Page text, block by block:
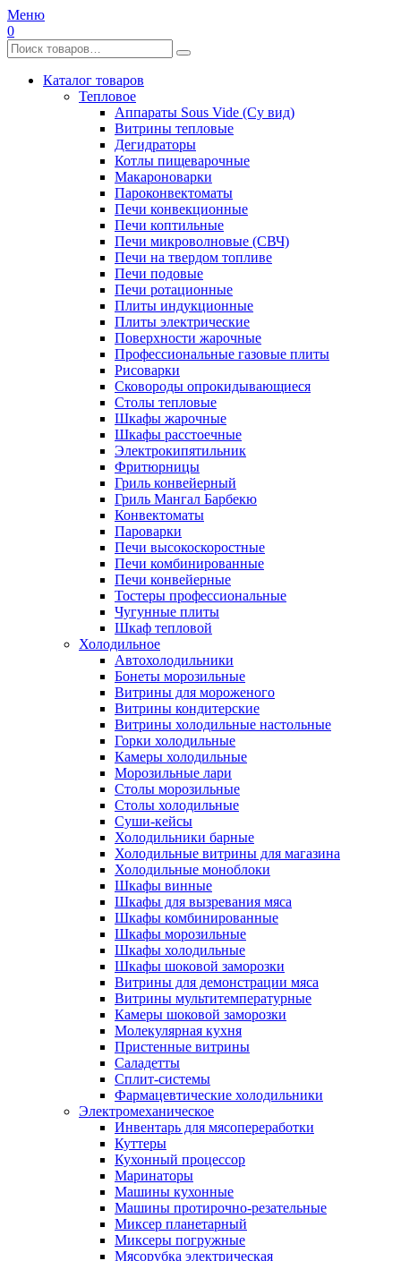
Меню
0
Каталог товаров
Тепловое
Аппараты Sous Vide (Су вид)
Витрины тепловые
Дегидраторы
Котлы пищеварочные
Макароноварки
Пароконвектоматы
Печи конвекционные
Печи коптильные
Печи микроволновые (СВЧ)
Печи на твердом топливе
Печи подовые
Печи ротационные
Плиты индукционные
Плиты электрические
Поверхности жарочные
Профессиональные газовые плиты
Рисоварки
Сковороды опрокидывающиеся
Столы тепловые
Шкафы жарочные
Шкафы расстоечные
Электрокипятильник
Фритюрницы
Гриль конвейерный
Гриль Мангал Барбекю
Конвектоматы
Пароварки
Печи высокоскоростные
Печи комбинированные
Печи конвейерные
Тостеры профессиональные
Чугунные плиты
Шкаф тепловой
Холодильное
Автохолодильники
Бонеты морозильные
Витрины для мороженого
Витрины кондитерские
Витрины холодильные настольные
Горки холодильные
Камеры холодильные
Морозильные лари
Столы морозильные
Столы холодильные
Суши-кейсы
Холодильники барные
Холодильные витрины для магазина
Холодильные моноблоки
Шкафы винные
Шкафы для вызревания мяса
Шкафы комбинированные
Шкафы морозильные
Шкафы холодильные
Шкафы шоковой заморозки
Витрины для демонстрации мяса
Витрины мультитемпературные
Камеры шоковой заморозки
Молекулярная кухня
Пристенные витрины
Саладетты
Сплит-системы
Фармацевтические холодильники
Электромеханическое
Инвентарь для мясопереработки
Куттеры
Кухонный процессор
Маринаторы
Машины кухонные
Машины протирочно-резательные
Миксер планетарный
Миксеры погружные
Мясорубка электрическая